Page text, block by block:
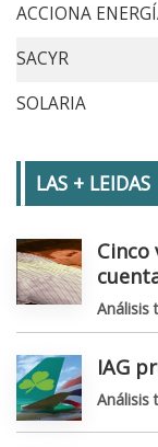
ACCIONA
SACYR
SOLARIA
LAS + LEIDAS
Cinco
Análisis
IAG
Análisis